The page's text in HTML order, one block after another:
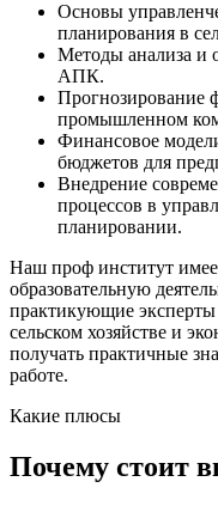
Основы
планирования в
Методы анализа и
АПК.
Прогнозирование
промышленном
Финансовое
бюджетов для
Внедрение
процессов в
планировании.
Наш проф институт
образовательную
практикующие
сельском хозяйстве и
получать практичные
работе.
Какие плюсы
Почему стоит